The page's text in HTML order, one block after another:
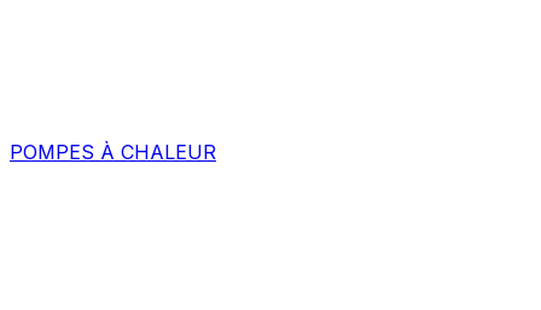
POMPES À CHALEUR